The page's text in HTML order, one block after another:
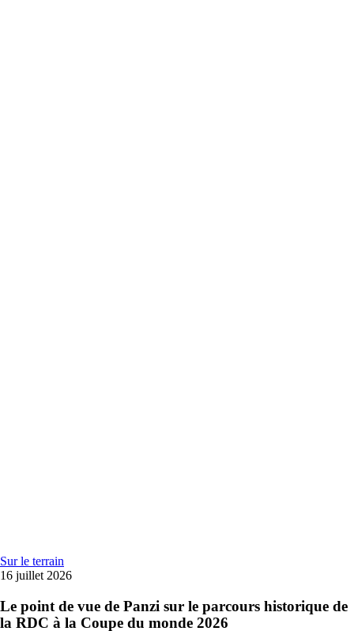
Sur le terrain
16 juillet 2026
Le point de vue de Panzi sur le parcours historique de
la RDC à la Coupe du monde 2026